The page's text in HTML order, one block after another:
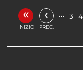
«
INIZIO
‹
PREC.
… 3 4